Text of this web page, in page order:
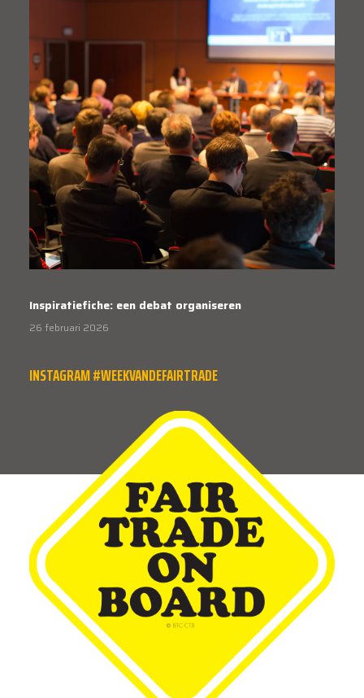
Inspiratiefiche: een debat organiseren
26 februari 2026
INSTAGRAM #WEEKVANDEFAIRTRADE